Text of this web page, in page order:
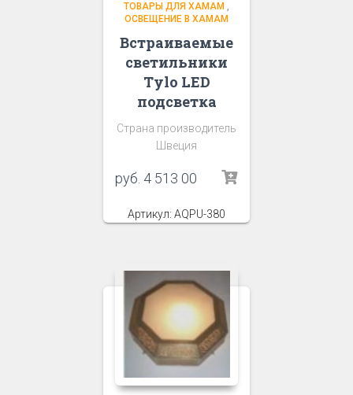
ТОВАРЫ ДЛЯ ХАМАМ ,
ОСВЕЩЕНИЕ В ХАМАМ
Встраиваемые
светильники
Tylo LED
подсветка
Страна производитель
Швеция
руб. 4 513 00
Артикул: AQPU-380